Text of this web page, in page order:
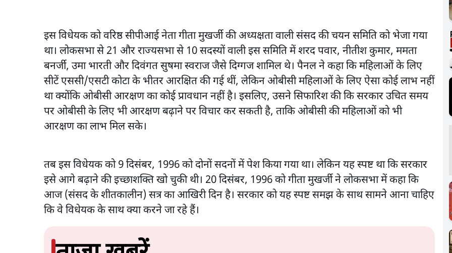
इस विधेयक को वरिष्ठ सीपीआई नेता गीता मुखर्जी की अध्यक्षता वाली संसद की चयन समिति को भेजा गया
था। लोकसभा से 21 और राज्यसभा से 10 सदस्यों वाली इस समिति में शरद पवार, नीतीश कुमार, ममता
बनर्जी, उमा भारती और दिवंगत सुषमा स्वराज जैसे दिग्गज शामिल थे। पैनल ने कहा कि महिलाओं के लिए
सीटें एससी/एसटी कोटा के भीतर आरक्षित की गई थीं, लेकिन ओबीसी महिलाओं के लिए ऐसा कोई लाभ नहीं
था क्योंकि ओबीसी आरक्षण का कोई प्रावधान नहीं है। इसलिए, उसने सिफारिश की कि सरकार उचित समय
पर ओबीसी के लिए भी आरक्षण बढ़ाने पर विचार कर सकती है, ताकि ओबीसी की महिलाओं को भी
आरक्षण का लाभ मिल सके।
तब इस विधेयक को 9 दिसंबर, 1996 को दोनों सदनों में पेश किया गया था। लेकिन यह स्पष्ट था कि सरकार
इसे आगे बढ़ाने की इच्छाशक्ति खो चुकी थी। 20 दिसंबर, 1996 को गीता मुखर्जी ने लोकसभा में कहा कि
आज (संसद के शीतकालीन) सत्र का आखिरी दिन है। सरकार को यह स्पष्ट समझ के साथ सामने आना चाहिए
कि वे विधेयक के साथ क्या करने जा रहे हैं।